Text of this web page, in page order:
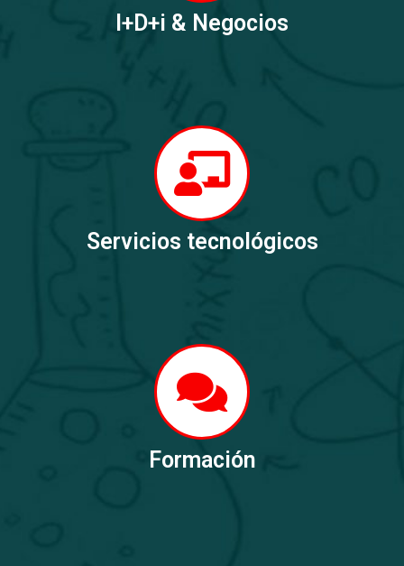
I+D+i & Negocios
Servicios tecnológicos
Formación